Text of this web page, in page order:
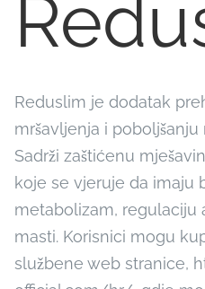
Reduslim je dodatak
mršavljenja i
Sadrži zaštićenu
koje se vjeruje da imaju
metabolizam, regulaciju
masti. Korisnici mogu
službene web stranice,